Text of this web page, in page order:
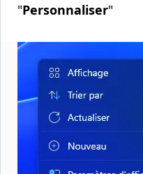
"Personnaliser"